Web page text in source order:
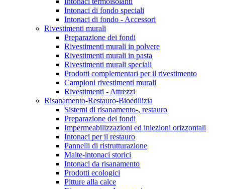
Intonaci di fondo speciali
Intonaci di fondo - Accessori
Rivestimenti murali
Preparazione dei fondi
Rivestimenti murali in polvere
Rivestimenti murali in pasta
Rivestimenti murali speciali
Prodotti complementari per il rivestimento
Campioni rivestimenti murali
Rivestimenti - Attrezzi
Risanamento-Restauro-Bioedilizia
Sistemi di risanamento-, restauro
Preparazione dei fondi
Impermeabilizzazioni ed iniezioni orizzontali
Intonaci per il restauro
Pannelli di ristrutturazione
Malte-intonaci storici
Intonaci da risanamento
Prodotti ecologici
Pitture alla calce